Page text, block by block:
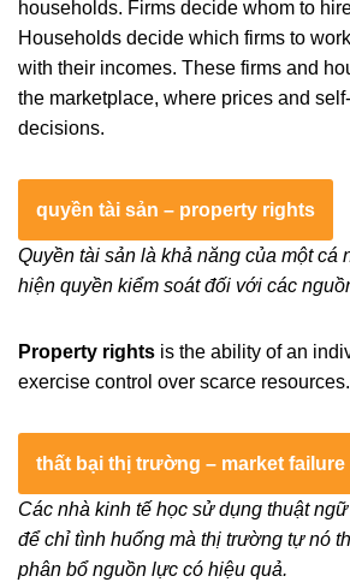
households. Firms decide whom to
Households decide which firms to
with their incomes. These firms and
the marketplace, where prices and
decisions.
quyền tài sản – property rights
Quyền tài sản là khả năng của một cá
hiện quyền kiểm soát đối với các
Property rights is the ability of an
exercise control over scarce resources.
thất bại thị trường – market failure
Các nhà kinh tế học sử dụng thuật
để chỉ tình huống mà thị trường tự nó
phân bổ nguồn lực có hiệu quả.